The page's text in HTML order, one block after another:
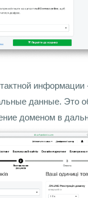
информации
данные. Это
доменом в